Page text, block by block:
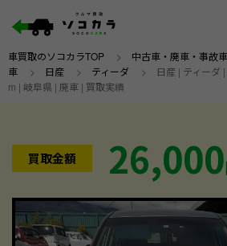
車買取のソコカラTOP > 中古車・廃車・事故
車 > 日産 > ティーダ >
日産 | ティーダ
m | 岐阜県 | 廃車 | 買取実績
買取金額 26,000